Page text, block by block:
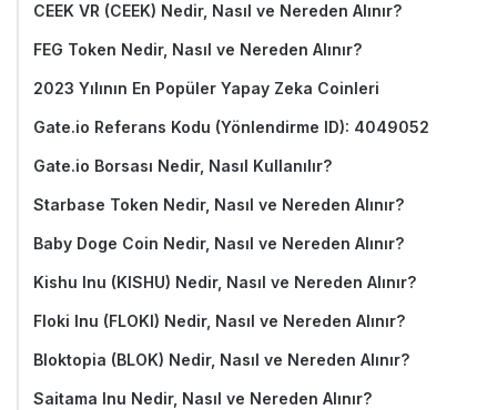
CEEK VR (CEEK) Nedir, Nasıl ve Nereden Alınır?
FEG Token Nedir, Nasıl ve Nereden Alınır?
2023 Yılının En Popüler Yapay Zeka Coinleri
Gate.io Referans Kodu (Yönlendirme ID): 4049052
Gate.io Borsası Nedir, Nasıl Kullanılır?
Starbase Token Nedir, Nasıl ve Nereden Alınır?
Baby Doge Coin Nedir, Nasıl ve Nereden Alınır?
Kishu Inu (KISHU) Nedir, Nasıl ve Nereden Alınır?
Floki Inu (FLOKI) Nedir, Nasıl ve Nereden Alınır?
Bloktopia (BLOK) Nedir, Nasıl ve Nereden Alınır?
Saitama Inu Nedir, Nasıl ve Nereden Alınır?